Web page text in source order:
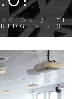
/ ¡EL
5.0!